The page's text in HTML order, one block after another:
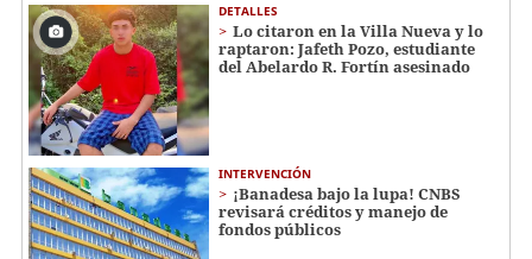
DETALLES
Lo citaron en la Villa Nueva y lo
raptaron: Jafeth Pozo, estudiante
del Abelardo R. Fortín asesinado
INTERVENCIÓN
¡Banadesa bajo la lupa! CNBS
revisará créditos y manejo de
fondos públicos